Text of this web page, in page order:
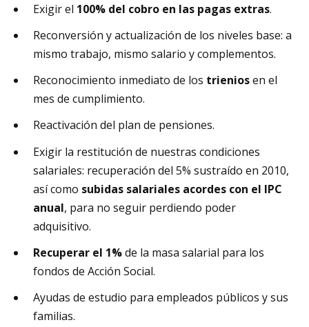
Exigir el 100% del cobro en las pagas extras.
Reconversión y actualización de los niveles base: a
mismo trabajo, mismo salario y complementos.
Reconocimiento inmediato de los trieniosen el
mes de cumplimiento.
Reactivación del plan de pensiones.
Exigir la restitución de nuestras condiciones
salariales: recuperación del 5% sustraído en 2010,
así como subidas salariales acordes con el IPC
anual, para no seguir perdiendo poder
adquisitivo.
Recuperar el 1%de la masa salarial para los
fondos de Acción Social.
Ayudas de estudio para empleados públicos y sus
familias.